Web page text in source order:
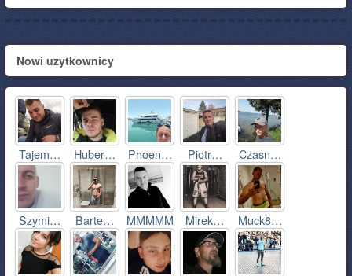
Nowi uzytkownicy
Tajem… Huber… Phoen… Piotr… Czasn…
Szymi… Barte… MMMMM Mirek… Muck8…